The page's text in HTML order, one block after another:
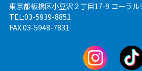
東京都板橋区小豆沢２丁目17-9 コーラ
TEL:03-5939-8851
FAX:03-5948-7831